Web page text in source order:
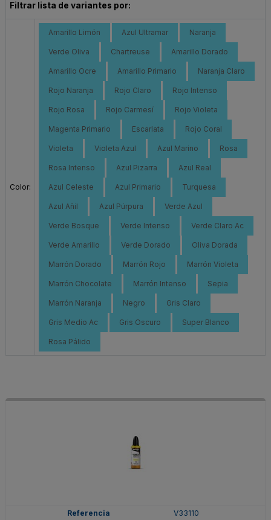
Filtrar lista de variantes por:
Color:
Amarillo Limón Azul Ultramar Naranja
Verde Oliva Chartreuse Amarillo Dorado
Amarillo Ocre Amarillo Primario Naranja Claro
Rojo Naranja Rojo Claro Rojo Intenso
Rojo Rosa Rojo Carmesí Rojo Violeta
Magenta Primario Escarlata Rojo Coral
Violeta Violeta Azul Azul Marino Rosa
Rosa Intenso Azul Pizarra Azul Real
Azul Celeste Azul Primario Turquesa
Azul Añil Azul Púrpura Verde Azul
Verde Bosque Verde Intenso Verde Claro Ac
Verde Amarillo Verde Dorado Oliva Dorada
Marrón Dorado Marrón Rojo Marrón Violeta
Marrón Chocolate Marrón Intenso Sepia
Marrón Naranja Negro Gris Claro
Gris Medio Ac Gris Oscuro Super Blanco
Rosa Pálido
V33110